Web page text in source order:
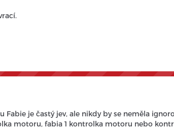
Fabie je častý jev, ale nikdy by se neměla
motoru, fabia 1 kontrolka motoru nebo